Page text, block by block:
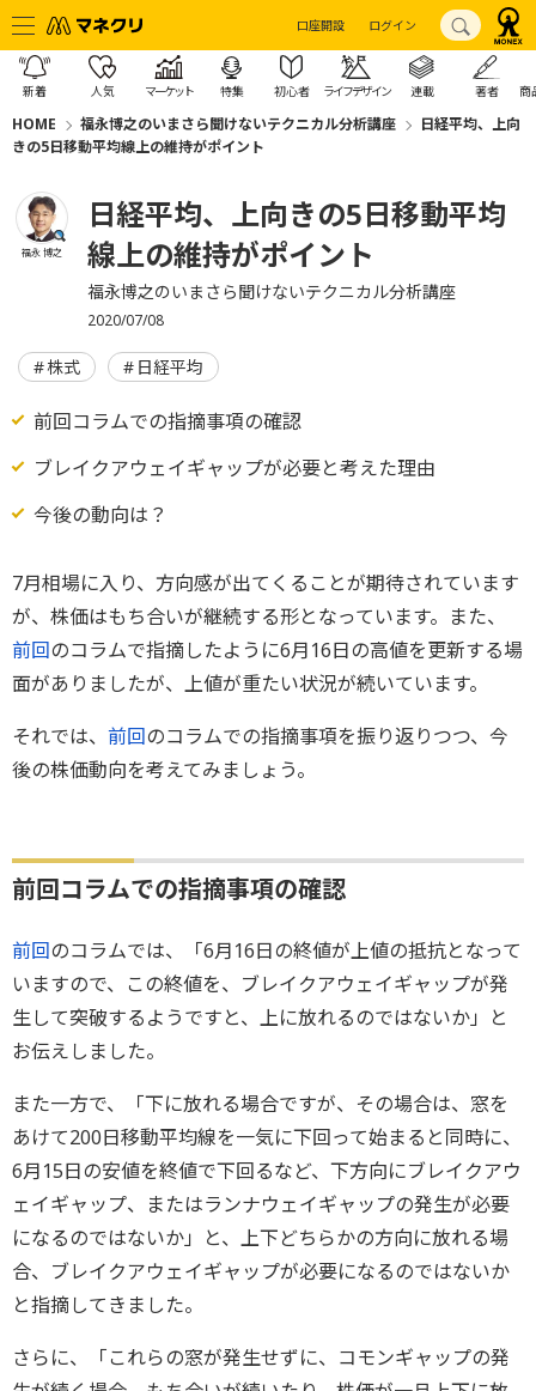
口座開設 ログイン
新着 人気 マーケット 特集 初心者 ライフデザイン 連載 著者 商
HOME 福永博之のいまさら聞けないテクニカル分析講座
日経平均、上向
きの5日移動平均線上の維持がポイント
福永 博之
日経平均、上向きの5日移動平均
線上の維持がポイント
福永博之のいまさら聞けないテクニカル分析講座
2020/07/08
株式 日経平均
前回コラムでの指摘事項の確認
ブレイクアウェイギャップが必要と考えた理由
今後の動向は？
7月相場に入り、方向感が出てくることが期待されています
が、株価はもち合いが継続する形となっています。また、
前回のコラムで指摘したように6月16日の高値を更新する場
面がありましたが、上値が重たい状況が続いています。
それでは、 前回のコラムでの指摘事項を振り返りつつ、今
後の株価動向を考えてみましょう。
前回コラムでの指摘事項の確認
前回のコラムでは、「6月16日の終値が上値の抵抗となって
いますので、この終値を、ブレイクアウェイギャップが発
生して突破するようですと、上に放れるのではないか」と
お伝えしました。
また一方で、「下に放れる場合ですが、その場合は、窓を
あけて200日移動平均線を一気に下回って始まると同時に、
6月15日の安値を終値で下回るなど、下方向にブレイクアウ
ェイギャップ、またはランナウェイギャップの発生が必要
になるのではないか」と、上下どちらかの方向に放れる場
合、ブレイクアウェイギャップが必要になるのではないか
と指摘してきました。
さらに、「これらの窓が発生せずに、コモンギャップの発